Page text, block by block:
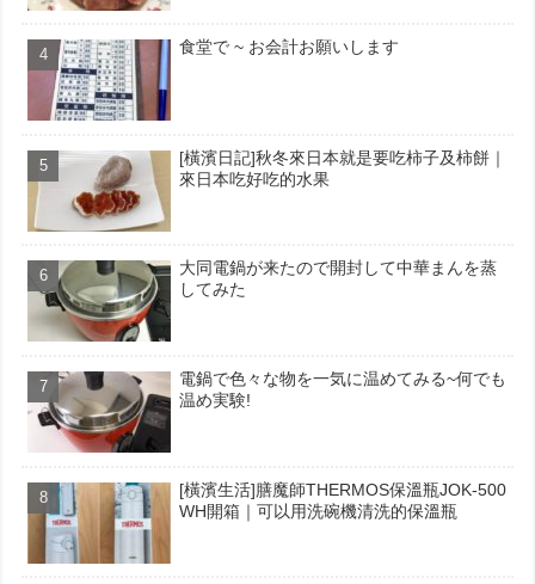
食堂で ~ お会計お願いします
[橫濱日記]秋冬來日本就是要吃柿子及柿餅｜
來日本吃好吃的水果
大同電鍋が来たので開封して中華まんを蒸
してみた
電鍋で色々な物を一気に温めてみる~何でも
温め実験!
[橫濱生活]膳魔師THERMOS保溫瓶JOK-500
WH開箱｜可以用洗碗機清洗的保溫瓶